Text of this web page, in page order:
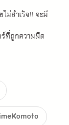
ม่สำเร็จ!! จะมี
ที่ถูกความมืด